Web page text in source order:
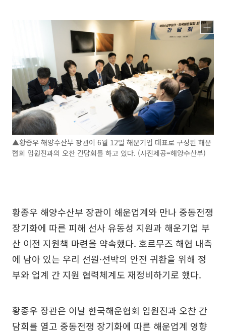
▲황종우 해양수산부 장관이 6월 12일 해운기업 대표로 구성된 해운
협회 임원진과의 오찬 간담회를 하고 있다. (사진제공=해양수산부)
황종우 해양수산부 장관이 해운업계와 만나 중동전쟁
장기화에 따른 피해 선사 유동성 지원과 해운기업 부
산 이전 지원책 마련을 약속했다. 호르무즈 해협 내측
에 남아 있는 우리 선원·선박의 안전 귀환을 위해 정
부와 업계 간 지원 협력체계도 재정비하기로 했다.
황종우 장관은 이날 한국해운협회 임원진과 오찬 간
담회를 열고 중동전쟁 장기화에 따른 해운업계 영향